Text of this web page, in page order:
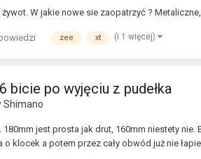
W jakie nowe sie zaopatrzyć ?
zee xt (i 1 więcej)
bicie po wyjęciu z pudełka
Shimano
180mm jest prosta jak drut, 160mm niestety
klocek a potem przez cały obwód już nie